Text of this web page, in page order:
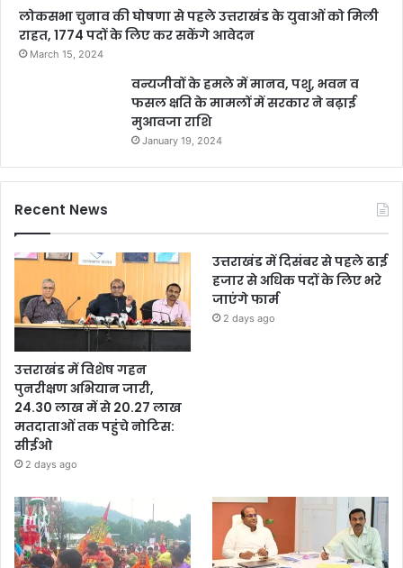
लोकसभा चुनाव की घोषणा से पहले उत्तराखंड के युवाओं को मिली
राहत, 1774 पदों के लिए कर सकेंगे आवेदन
March 15, 2024
वन्यजीवों के हमले में मानव, पशु, भवन व
फसल क्षति के मामलों में सरकार ने बढ़ाई
मुआवजा राशि
January 19, 2024
Recent News
उत्तराखंड में विशेष गहन
पुनरीक्षण अभियान जारी,
24.30 लाख में से 20.27 लाख
मतदाताओं तक पहुंचे नोटिस:
सीईओ
2 days ago
उत्तराखंड में दिसंबर से पहले ढाई
हजार से अधिक पदों के लिए भरे
जाएंगे फार्म
2 days ago